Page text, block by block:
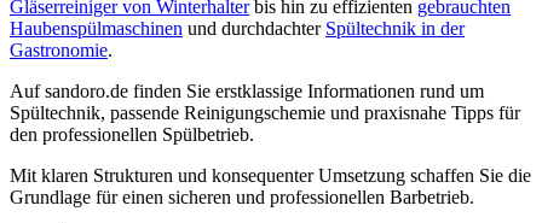
Gläserreiniger von Winterhalterbis hin zu effizienten gebrauchten
Haubenspülmaschinen und durchdachter Spültechnik in der
Gastronomie.
Auf sandoro.de finden Sie erstklassige Informationen rund um
Spültechnik, passende Reinigungschemie und praxisnahe Tipps für
den professionellen Spülbetrieb.
Mit klaren Strukturen und konsequenter Umsetzung schaffen Sie die
Grundlage für einen sicheren und professionellen Barbetrieb.